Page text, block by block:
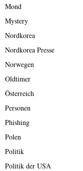
Mond
Mystery
Nordkorea
Nordkorea Presse
Norwegen
Oldtimer
Österreich
Personen
Phishing
Polen
Politik
Politik der USA